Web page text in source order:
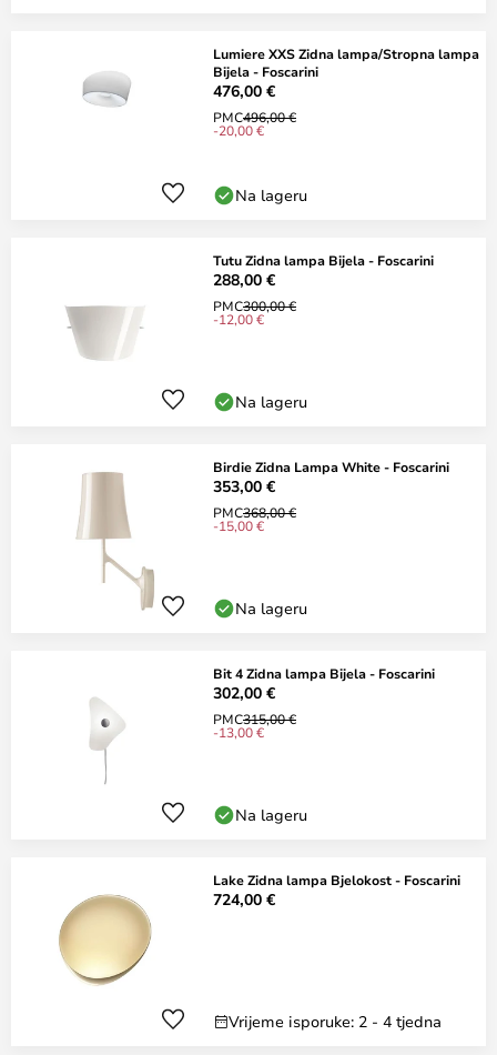
Lumiere XXS Zidna lampa/Stropna lampa
Bijela - Foscarini
476,00 €
PMC496,00 €
-20,00 €
Na lageru
Tutu Zidna lampa Bijela - Foscarini
288,00 €
PMC300,00 €
-12,00 €
Na lageru
Birdie Zidna Lampa White - Foscarini
353,00 €
PMC368,00 €
-15,00 €
Na lageru
Bit 4 Zidna lampa Bijela - Foscarini
302,00 €
PMC315,00 €
-13,00 €
Na lageru
Lake Zidna lampa Bjelokost - Foscarini
724,00 €
Vrijeme isporuke: 2 - 4 tjedna